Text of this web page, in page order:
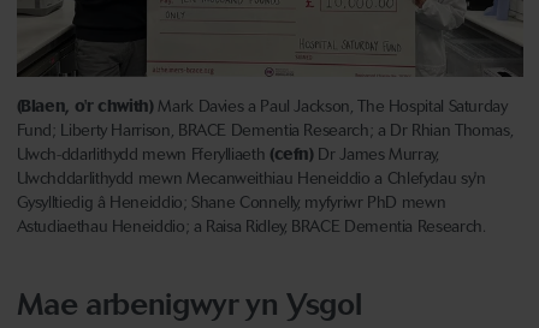
(Blaen, o'r chwith)Mark Davies a Paul Jackson, The Hospital Saturday
Fund; Liberty Harrison, BRACE Dementia Research; a Dr Rhian Thomas,
Uwch-ddarlithydd mewn Fferylliaeth (cefn)Dr James Murray,
Uwchddarlithydd mewn Mecanweithiau Heneiddio a Chlefydau sy'n
Gysylltiedig â Heneiddio; Shane Connelly, myfyriwr PhD mewn
Astudiaethau Heneiddio; a Raisa Ridley, BRACE Dementia Research.
Mae arbenigwyr yn Ysgol